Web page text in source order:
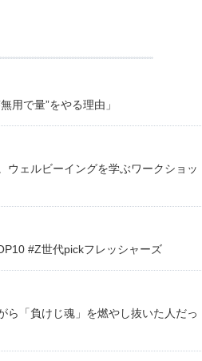
で量”をやる理由」
ウェルビーイングを学ぶワークショッ
#Z世代pickフレッシャーズ
ら「負けじ魂」を燃やし抜いた人だっ